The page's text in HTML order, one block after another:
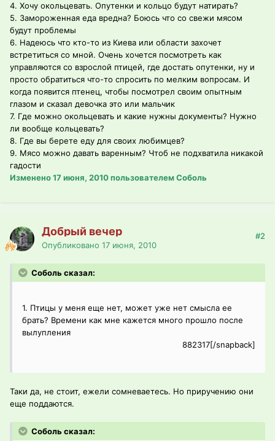
4. Хочу окольцевать. Опутенки и кольцо будут натирать?
5. Замороженная еда вредна? Боюсь что со свежи мясом
будут проблемы
6. Надеюсь что кто-то из Киева или области захочет
встретиться со мной. Очень хочется посмотреть как
управляются со взрослой птицей, где достать опутенки, ну и
просто обратиться что-то спросить по мелким вопросам. И
когда появится птенец, чтобы посмотрел своим опытным
глазом и сказал девочка это или мальчик
7. Где можно окольцевать и какие нужны документы? Нужно
ли вообще кольцевать?
8. Где вы берете еду для своих любимцев?
9. Мясо можно давать варенным? Чтоб не подхватила никакой
гадости
Изменено17 июня, 2010пользователем Соболь
Добрый вечер
Опубликовано 17 июня, 2010
#2
Соболь сказал:
1. Птицы у меня еще нет, может уже нет смысла ее
брать? Времени как мне кажется много прошло после
вылупления
882317[/snapback]
Таки да, не стоит, ежели сомневаетесь. Но приручению они
еще поддаются.
Соболь сказал: